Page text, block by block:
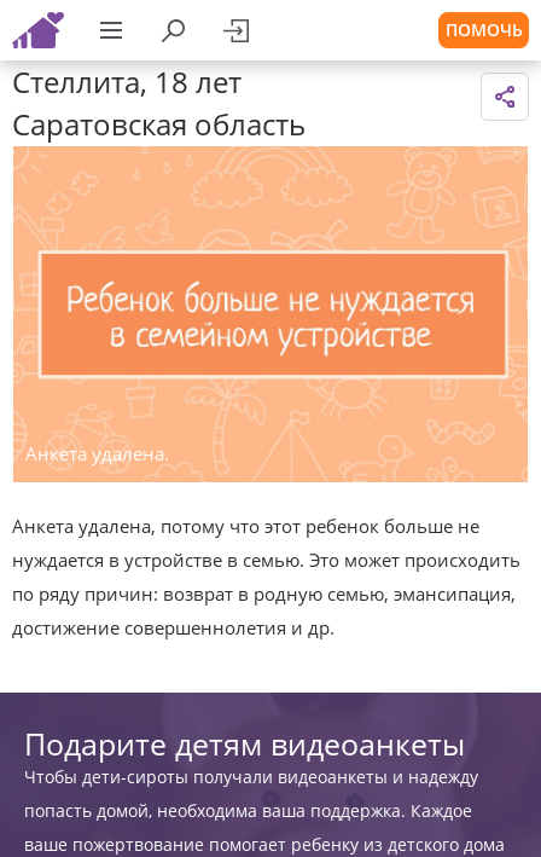
ПОМОЧЬ
Стеллита, 18 лет
Саратовская область
Анкета удалена.
Анкета удалена, потому что этот ребенок больше не
нуждается в устройстве в семью. Это может происходить
по ряду причин: возврат в родную семью, эмансипация,
достижение совершеннолетия и др.
Подарите детям видеоанкеты
Чтобы дети-сироты получали видеоанкеты и надежду
попасть домой, необходима ваша поддержка. Каждое
ваше пожертвование помогает ребенку из детского дома